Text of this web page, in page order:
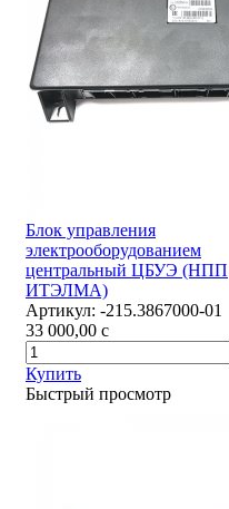
Блок управления
электрооборудованием
центральный ЦБУЭ (НПП
ИТЭЛМА)
Артикул: -215.3867000-01
33 000,00 c
Купить
Быстрый просмотр